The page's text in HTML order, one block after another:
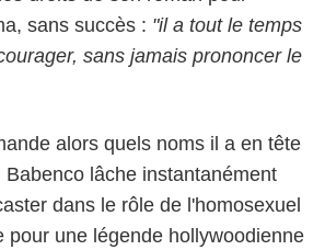
sans succès : "il a tout le temps
sans jamais prononcer le
alors quels noms il a en tête
lâche instantanément
dans le rôle de l'homosexuel
pour une légende hollywoodienne